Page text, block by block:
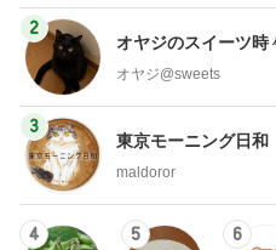
2
オヤジのスイーツ時
オヤジ@sweets
3
東京モーニング日和
maldoror
4 5 6